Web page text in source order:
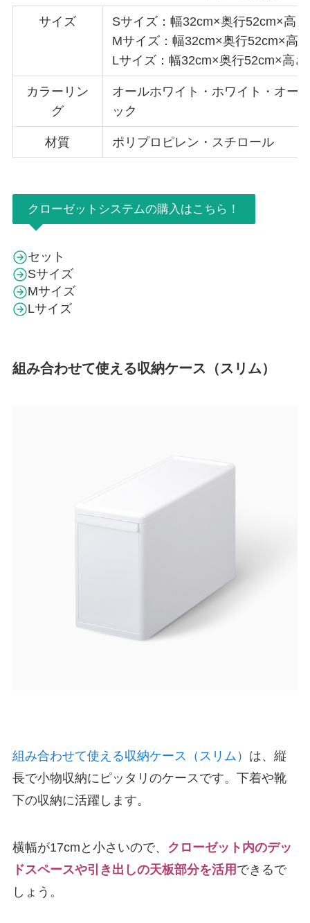
サイズ
Sサイズ：幅32cm×奥行52cm×高
Mサイズ：幅32cm×奥行52cm×高
Lサイズ：幅32cm×奥行52cm×高
カラーリン
グ
オールホワイト・ホワイト・オー
ック
材質 ポリプロピレン・スチロール
クローゼットシステムの購入はこちら！
セット
Sサイズ
Mサイズ
Lサイズ
組み合わせて使える収納ケース（スリム）
組み合わせて使える収納ケース（スリム） は、縦
長で小物収納にピッタリのケースです。下着や靴
下の収納に活躍します。
横幅が17cmと小さいので、 クローゼット内のデッ
ドスペースや引き出しの天板部分を活用 できるで
しょう。